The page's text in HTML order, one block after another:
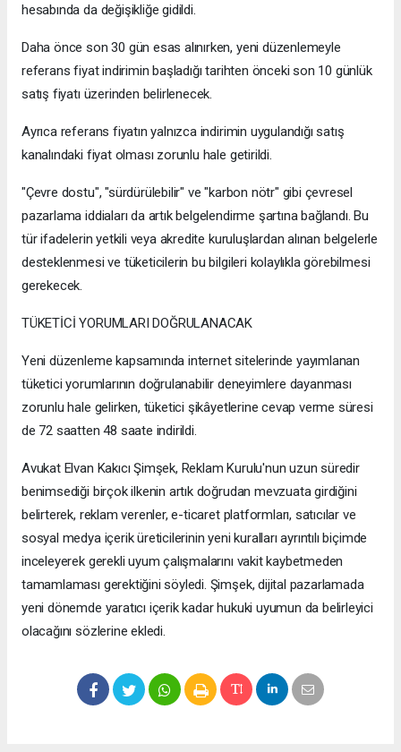
hesabında da değişikliğe gidildi.
Daha önce son 30 gün esas alınırken, yeni düzenlemeyle
referans fiyat indirimin başladığı tarihten önceki son 10 günlük
satış fiyatı üzerinden belirlenecek.
Ayrıca referans fiyatın yalnızca indirimin uygulandığı satış
kanalındaki fiyat olması zorunlu hale getirildi.
"Çevre dostu", "sürdürülebilir" ve "karbon nötr" gibi çevresel
pazarlama iddiaları da artık belgelendirme şartına bağlandı. Bu
tür ifadelerin yetkili veya akredite kuruluşlardan alınan belgelerle
desteklenmesi ve tüketicilerin bu bilgileri kolaylıkla görebilmesi
gerekecek.
TÜKETİCİ YORUMLARI DOĞRULANACAK
Yeni düzenleme kapsamında internet sitelerinde yayımlanan
tüketici yorumlarının doğrulanabilir deneyimlere dayanması
zorunlu hale gelirken, tüketici şikâyetlerine cevap verme süresi
de 72 saatten 48 saate indirildi.
Avukat Elvan Kakıcı Şimşek, Reklam Kurulu'nun uzun süredir
benimsediği birçok ilkenin artık doğrudan mevzuata girdiğini
belirterek, reklam verenler, e-ticaret platformları, satıcılar ve
sosyal medya içerik üreticilerinin yeni kuralları ayrıntılı biçimde
inceleyerek gerekli uyum çalışmalarını vakit kaybetmeden
tamamlaması gerektiğini söyledi. Şimşek, dijital pazarlamada
yeni dönemde yaratıcı içerik kadar hukuki uyumun da belirleyici
olacağını sözlerine ekledi.